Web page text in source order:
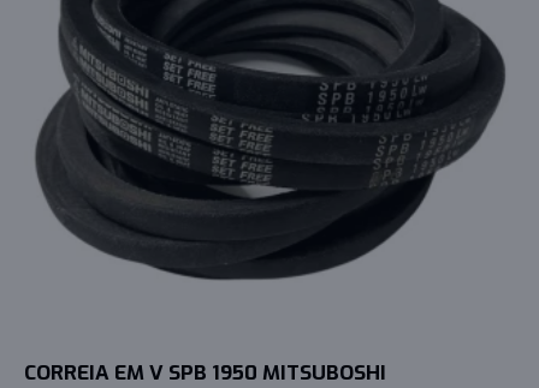
CORREIA EM V SPB 1950 MITSUBOSHI